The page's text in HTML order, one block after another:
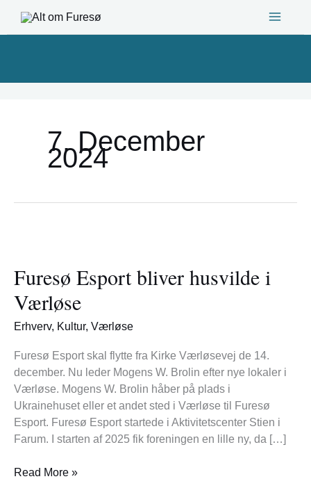
7. December
2024
Furesø Esport bliver husvilde i
Værløse
Erhverv, Kultur, Værløse
Furesø Esport skal flytte fra Kirke Værløsevej de 14.
december. Nu leder Mogens W. Brolin efter nye lokaler i
Værløse. Mogens W. Brolin håber på plads i
Ukrainehuset eller et andet sted i Værløse til Furesø
Esport. Furesø Esport startede i Aktivitetscenter Stien i
Farum. I starten af 2025 fik foreningen en lille ny, da […]
bliver
husvilde
Værløse
Read More »